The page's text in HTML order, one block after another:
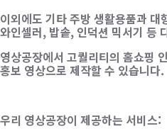
이외에도 기타 주방 생활용품과
와인셀러, 밥솥, 인덕션 믹서기 등
영상공장에서 고퀄리티의 홈쇼핑
홍보 영상으로 제작할 수 있습니다.
우리 영상공장이 제공하는 서비스: